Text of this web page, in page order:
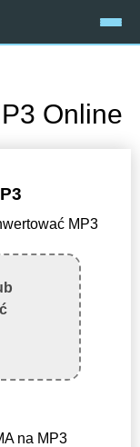
Online
MP3
na MP3